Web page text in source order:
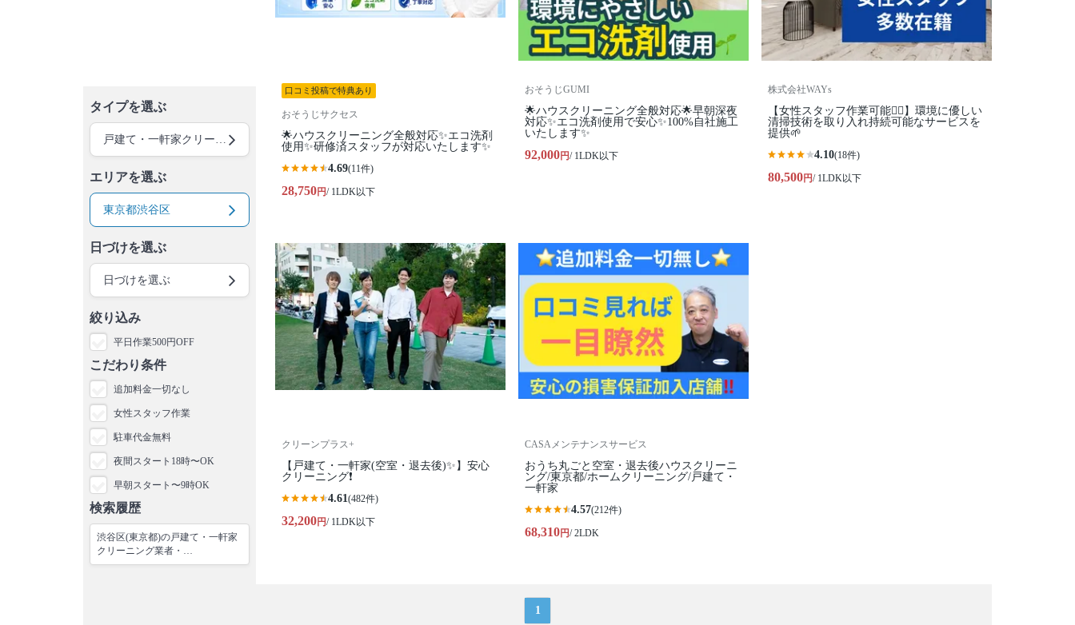
タイプを選ぶ
エリアを選ぶ
東京都渋谷区
日づけを選ぶ
日づけを選ぶ
絞り込み
平日作業500円OFF
こだわり条件
追加料金一切なし
女性スタッフ作業
駐車代金無料
夜間スタート18時〜OK
早朝スタート〜9時OK
検索履歴
渋谷区(東京都)の戸建て・一軒家
クリーニング業者・…
口コミ投稿で特典あり
おそうじサクセス
🌟ハウスクリーニング全般対応✨エコ洗剤
使用✨研修済スタッフが対応いたします✨
4.69(11件)
28,750円/ 1LDK以下
おそうじGUMI
🌟ハウスクリーニング全般対応🌟早朝深夜
対応✨エコ洗剤使用で安心✨100%自社施工
いたします✨
92,000円/ 1LDK以下
株式会社WAYs
【女性スタッフ作業可能🙆‍♀️】環境に優しい
清掃技術を取り入れ持続可能なサービスを
提供🌱
4.10(18件)
80,500円/ 1LDK以下
クリーンプラス+
【戸建て・一軒家(空室・退去後)✨】安心
クリーニング❗️
4.61(482件)
32,200円/ 1LDK以下
CASAメンテナンスサービス
おうち丸ごと空室・退去後ハウスクリーニ
ング/東京都/ホームクリーニング/戸建て・
一軒家
4.57(212件)
68,310円/ 2LDK
1